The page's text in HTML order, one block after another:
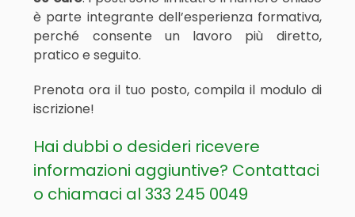
è parte integrante dell’esperienza formativa,
perché consente un lavoro più diretto,
pratico e seguito.
Prenota ora il tuo posto, compila il modulo di
iscrizione!
Hai dubbi o desideri ricevere
informazioni aggiuntive? Contattaci
o chiamaci al333 245 0049